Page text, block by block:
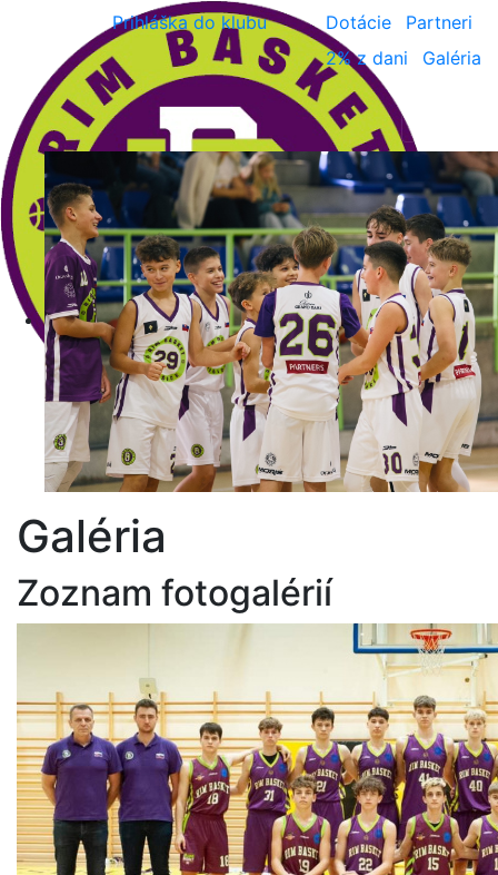
Prihláška do klubu Dotácie
Partneri
2% z dani
Galéria
Galéria
Zoznam fotogalérií